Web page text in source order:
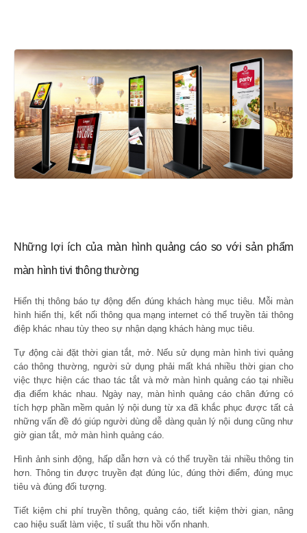
Những lợi ích của màn hình quảng cáo so với sản phẩm
màn hình tivi thông thường
Hiển thị thông báo tự động đến đúng khách hàng mục tiêu. Mỗi màn
hình hiển thị, kết nối thông qua mạng internet có thể truyền tải thông
điệp khác nhau tùy theo sự nhận dạng khách hàng mục tiêu.
Tự động cài đặt thời gian tắt, mở. Nếu sử dụng màn hình tivi quảng
cáo thông thường, người sử dụng phải mất khá nhiều thời gian cho
việc thực hiện các thao tác tắt và mở màn hình quảng cáo tại nhiều
địa điểm khác nhau. Ngày nay, màn hình quảng cáo chân đứng có
tích hợp phần mềm quản lý nội dung từ xa đã khắc phục được tất cả
những vấn đề đó giúp người dùng dễ dàng quản lý nội dung cũng như
giờ gian tắt, mở màn hình quảng cáo.
Hình ảnh sinh động, hấp dẫn hơn và có thể truyền tải nhiều thông tin
hơn. Thông tin được truyền đạt đúng lúc, đúng thời điểm, đúng mục
tiêu và đúng đối tượng.
Tiết kiệm chi phí truyền thông, quảng cáo, tiết kiệm thời gian, nâng
cao hiệu suất làm việc, tỉ suất thu hồi vốn nhanh.